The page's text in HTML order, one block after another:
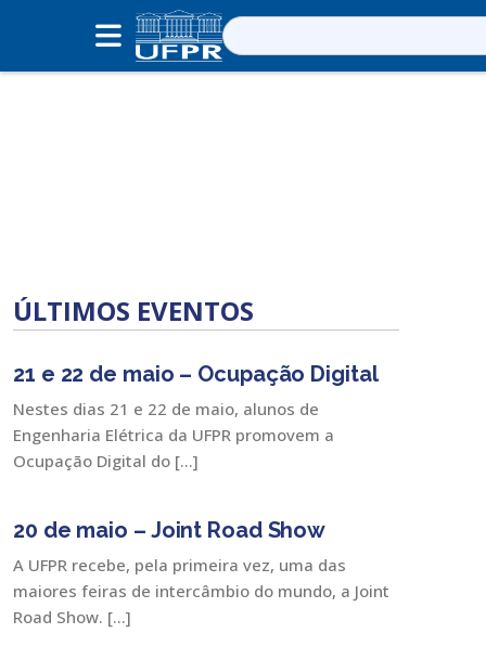
Pesquisar
por:
ÚLTIMOS EVENTOS
21 e 22 de maio – Ocupação Digital
Nestes dias 21 e 22 de maio, alunos de
Engenharia Elétrica da UFPR promovem a
Ocupação Digital do […]
20 de maio – Joint Road Show
A UFPR recebe, pela primeira vez, uma das
maiores feiras de intercâmbio do mundo, a Joint
Road Show. […]